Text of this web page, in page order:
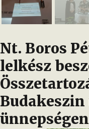
Nt. Boros
lelkész